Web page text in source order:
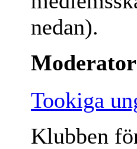
nedan).
Tookiga
Klubben